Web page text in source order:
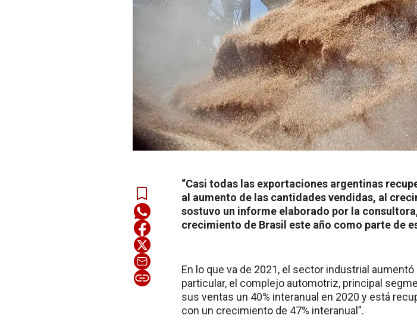
“Casi todas las exportaciones argentinas
al aumento de las cantidades vendidas, al
sostuvo un informe elaborado por la
crecimiento de Brasil este año como parte de
En lo que va de 2021, el sector industrial
particular, el complejo automotriz, principal
sus ventas un 40% interanual en 2020 y está
con un crecimiento de 47% interanual”.